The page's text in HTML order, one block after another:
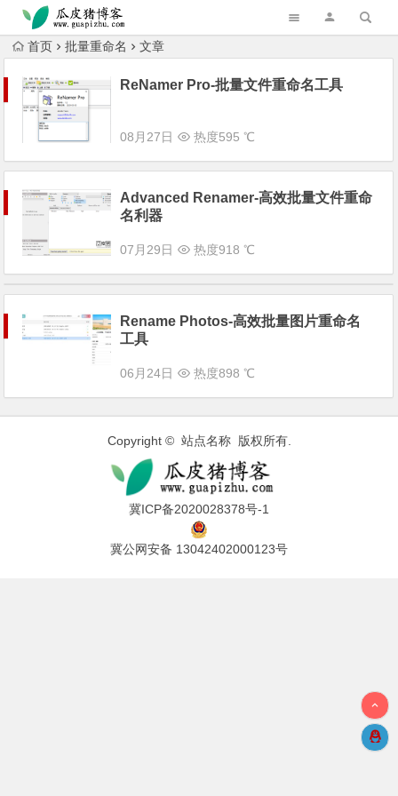
跳转到主内容
首页 批量重命名 文章
ReNamer Pro-批量文件重命名工具
08月27日 热度595 ℃
Advanced Renamer-高效批量文件重命
名利器
07月29日 热度918 ℃
Rename Photos-高效批量图片重命名
工具
06月24日 热度898 ℃
Copyright © 站点名称 版权所有.
冀ICP备2020028378号-1
冀公网安备 13042402000123号